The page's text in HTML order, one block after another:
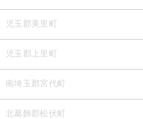
児玉郡美里町
児玉郡上里町
南埼玉郡宮代町
北葛飾郡松伏町